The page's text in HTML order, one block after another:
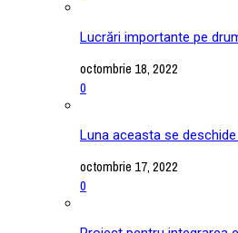
Lucrări importante pe
octombrie 18, 2022
0
Luna aceasta se
octombrie 17, 2022
0